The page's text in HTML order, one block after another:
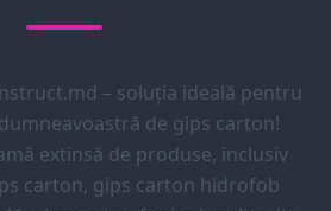
– soluția ideală pentru
de gips carton!
extinsă de produse, inclusiv
carton, gips carton hidrofob